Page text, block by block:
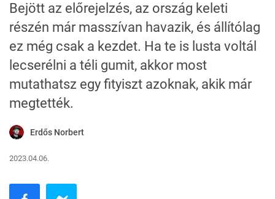
Bejött az előrejelzés, az ország keleti
részén már masszívan havazik, és állítólag
ez még csak a kezdet. Ha te is lusta voltál
lecserélni a téli gumit, akkor most
mutathatsz egy fityiszt azoknak, akik már
megtették.
Erdős Norbert
2023.04.06.